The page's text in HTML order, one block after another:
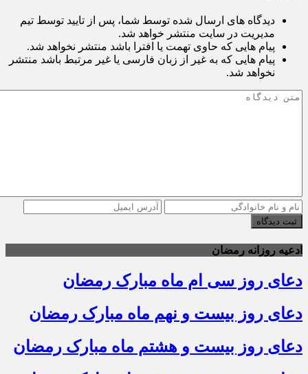
دیدگاه های ارسال شده توسط شما، پس از تایید توسط تیم
مدیریت در سایت منتشر خواهد شد.
پیام هایی که حاوی تهمت یا افترا باشد منتشر نخواهد شد.
پیام هایی که به غیر از زبان فارسی یا غیر مرتبط باشد منتشر
نخواهد شد.
ثبت دیدگاه
ادعیه روزانه رمضان
دعای روز سی ام ماه مبارک رمضان
دعای روز بیست و نهم ماه مبارک رمضان
دعای روز بیست و هشتم ماه مبارک رمضان